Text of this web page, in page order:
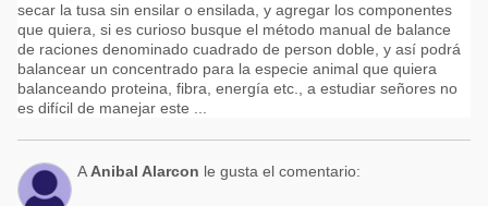
secar la tusa sin ensilar o ensilada, y agregar los componentes
que quiera, si es curioso busque el método manual de balance
de raciones denominado cuadrado de person doble, y así podrá
balancear un concentrado para la especie animal que quiera
balanceando proteina, fibra, energía etc., a estudiar señores no
es difícil de manejar este ...
A Anibal Alarcon le gusta el comentario: